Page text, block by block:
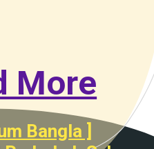
Bangla ]
More